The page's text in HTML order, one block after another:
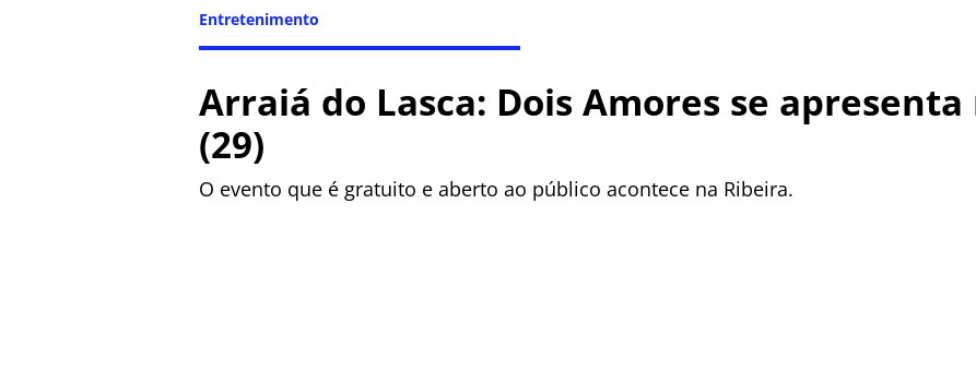
Entretenimento
Arraiá do Lasca: Dois Amores se
(29)
O evento que é gratuito e aberto ao público acontece na Ribeira.